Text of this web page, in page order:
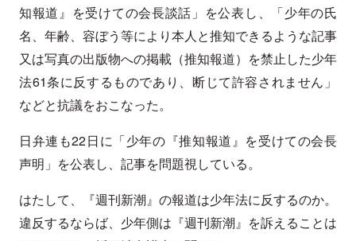
知報道』を受けての会長談話」を公表し、「少年の氏
名、年齢、容ぼう等により本人と推知できるような記事
又は写真の出版物への掲載（推知報道）を禁止した少年
法61条に反するものであり、断じて許容されません」
などと抗議をおこなった。
日弁連も22日に「少年の『推知報道』を受けての会長
声明」を公表し、記事を問題視している。
はたして、『週刊新潮』の報道は少年法に反するのか。
違反するならば、少年側は『週刊新潮』を訴えることは